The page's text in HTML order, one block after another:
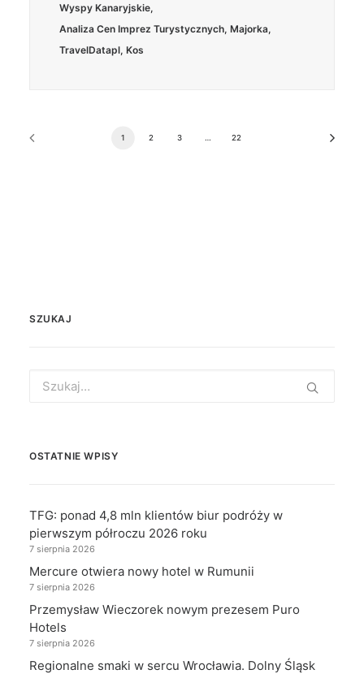
Wyspy Kanaryjskie,
Analiza Cen Imprez Turystycznych, Majorka,
TravelDatapl, Kos
1 2 3 … 22
SZUKAJ
for:
OSTATNIE WPISY
TFG: ponad 4,8 mln klientów biur podróży w
pierwszym półroczu 2026 roku
7 sierpnia 2026
Mercure otwiera nowy hotel w Rumunii
7 sierpnia 2026
Przemysław Wieczorek nowym prezesem Puro
Hotels
7 sierpnia 2026
Regionalne smaki w sercu Wrocławia. Dolny Śląsk